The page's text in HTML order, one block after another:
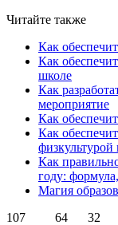
Читайте также
Как
Как
школе
Как
мероприятие
Как
Как
физкультурой
Как
году:
Магия
107
64 32